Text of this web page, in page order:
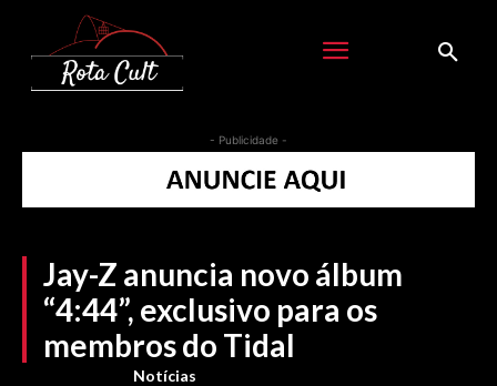
- Publicidade -
Jay-Z anuncia novo álbum
“4:44”, exclusivo para os
membros do Tidal
Notícias